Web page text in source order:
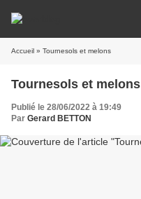
Accueil » Tournesols et melons
Tournesols et melons
Publié le 28/06/2022 à 19:49
Par Gerard BETTON